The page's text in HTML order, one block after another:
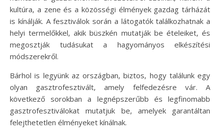
kultúra, a zene és a közösségi élmények gazdag tárházát
is kínálják. A fesztiválok során a látogatók találkozhatnak a
helyi termelőkkel, akik büszkén mutatják be ételeiket, és
megosztják tudásukat a hagyományos elkészítési
módszerekről.
Bárhol is legyünk az országban, biztos, hogy találunk egy
olyan gasztrofesztivált, amely felfedezésre vár. A
következő sorokban a legnépszerűbb és legfinomabb
gasztrofesztiválokat mutatjuk be, amelyek garantáltan
felejthetetlen élményeket kínálnak.